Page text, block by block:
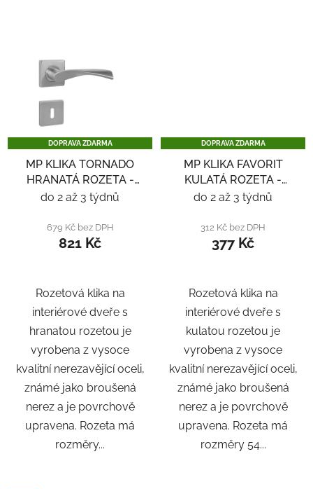
DOPRAVA ZDARMA
MP KLIKA TORNADO
HRANATÁ ROZETA -
NEREZ
do 2 až 3 týdnů
679 Kč bez DPH
821 Kč
Rozetová klika na
interiérové ​​dveře s
hranatou rozetou je
vyrobena z vysoce
kvalitní nerezavějící oceli,
známé jako broušená
nerez a je povrchově
upravena. Rozeta má
rozměry...
DOPRAVA ZDARMA
MP KLIKA FAVORIT
KULATÁ ROZETA -
NEREZ
do 2 až 3 týdnů
312 Kč bez DPH
377 Kč
Rozetová klika na
interiérové ​​dveře s
kulatou rozetou je
vyrobena z vysoce
kvalitní nerezavějící oceli,
známé jako broušená
nerez a je povrchově
upravena. Rozeta má
rozměry 54...